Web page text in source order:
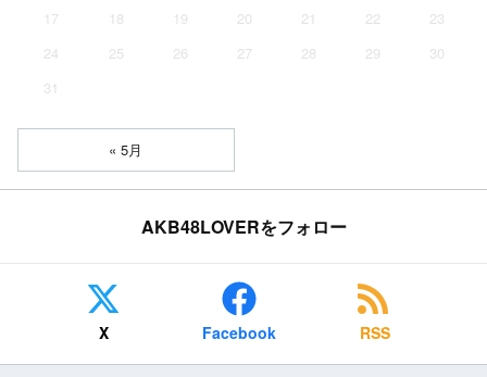
17
18 19 20 21 22
23
24
25 26 27 28 29
30
31
« 5月
AKB48LOVERをフォロー
X Facebook RSS